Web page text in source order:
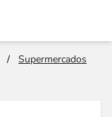
/
Supermercados